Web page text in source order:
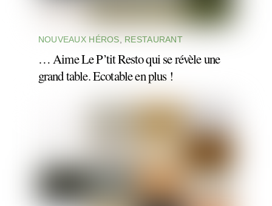
NOUVEAUX HÉROS RESTAURANT
… Aime Le P’tit Resto qui se révèle une
grand table. Ecotable en plus !